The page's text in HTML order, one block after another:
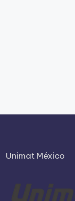
Unimat México